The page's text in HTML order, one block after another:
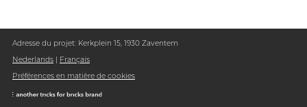
Adresse du projet: Kerkplein 15, 1930 Zaventem
Nederlands Français
Préférences en matière de cookies